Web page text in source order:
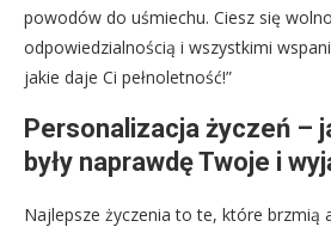
powodów do uśmiechu. Ciesz się
odpowiedzialnością i wszystkimi
jakie daje Ci pełnoletność!”
Personalizacja życzeń –
były naprawdę Twoje i
Najlepsze życzenia to te, które brzmią